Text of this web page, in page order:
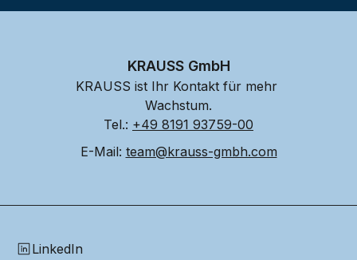
KRAUSS GmbH
KRAUSS ist Ihr Kontakt für mehr
Wachstum.
Tel.: +49 8191 93759-00
E-Mail: team@krauss-gmbh.com
LinkedIn